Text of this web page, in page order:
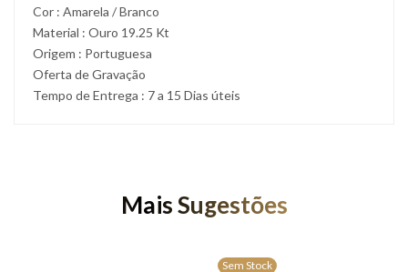
Cor : Amarela / Branco
Material : Ouro 19.25 Kt
Origem : Portuguesa
Oferta de Gravação
Tempo de Entrega : 7 a 15 Dias úteis
Mais Sugestões
Sem Stock